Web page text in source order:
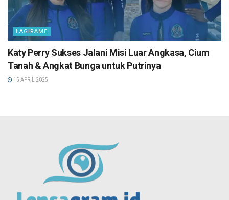
LAGIRAME
Katy Perry Sukses Jalani Misi Luar Angkasa, Cium
Tanah & Angkat Bunga untuk Putrinya
15 APRIL 2025